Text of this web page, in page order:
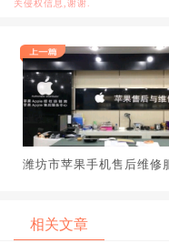
关侵权信息,谢谢.
潍坊市苹果手机售后维修
相关文章